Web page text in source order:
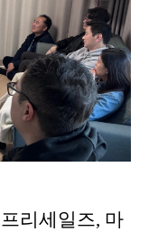
리세일즈, 마